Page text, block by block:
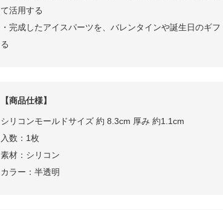
て活用する
・完成したアイスパーツを、バレンタインや誕生日のギ
る
【商品仕様】
シリコンモールドサイズ 約 8.3cm 厚み 約1.1cm
入数：1枚
素材：シリコン
カラー：半透明